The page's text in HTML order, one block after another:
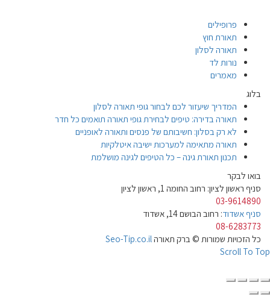
פרופילים
תאורת חוץ
תאורה לסלון
נורות לד
מאמרים
בלוג
המדריך שיעזור לכם לבחור גופי תאורה לסלון
תאורה בדירה: טיפים לבחירת גופי תאורה תואמים כל חדר
לא רק בסלון: חשיבותם של פנסים ותאורה לאופניים
תאורה מתאימה למערכות ישיבה איטלקיות
תכנון תאורת גינה – כל הטיפים לגינה מושלמת
בואו לבקר
סניף ראשון לציון: רחוב החומה 1, ראשון לציון
03-9614890
סניף אשדוד: רחוב הבושם 14, אשדוד
08-6283773
כל הזכויות שמורות © ברק תאורהSeo-Tip.co.il
Scroll To Top